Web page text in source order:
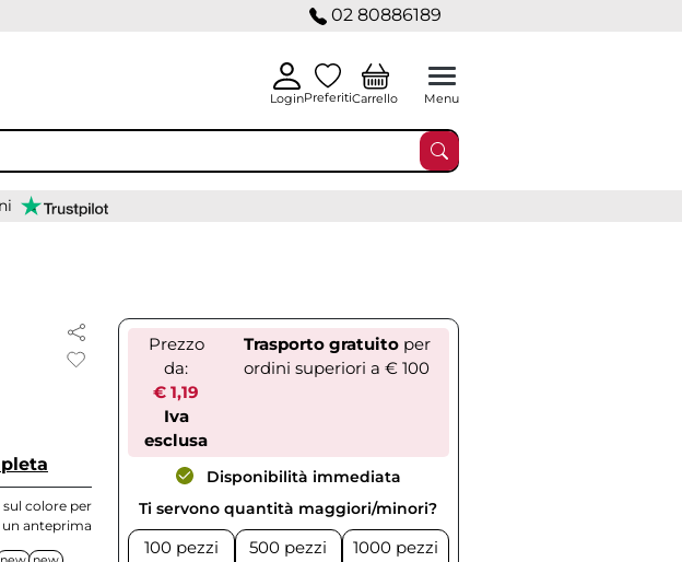
02 80886189
LoginPreferitiCarrello Menu
sul colore per
un anteprima
Prezzo
da:
€ 1,19
Iva
esclusa
Trasporto gratuitoper
ordini superiori a € 100
Disponibilità immediata
Ti servono quantità maggiori/minori?
100 pezzi
500 pezzi
1000 pezzi